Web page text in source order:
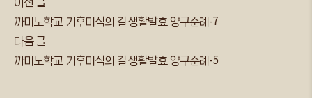
까미노학교 기후미식의 길 생활발효 양구순례-7
다음 글
까미노학교 기후미식의 길 생활발효 양구순례-5